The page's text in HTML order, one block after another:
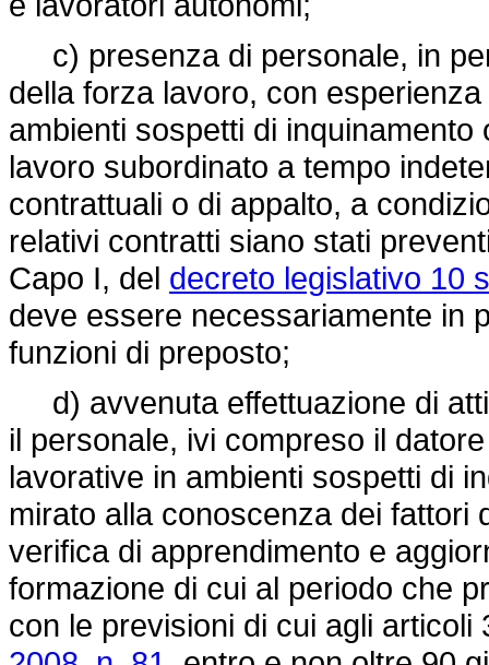
c) presenza di personale, in
della forza lavoro, con
ambienti sospetti di
lavoro subordinato a tempo
contrattuali o di appalto, a
relativi contratti siano stati
Capo I, del decreto legislativo 10
deve essere necessariamente in
funzioni di preposto;
d) avvenuta effettuazione di
il personale, ivi compreso il
lavorative in ambienti sospetti di
mirato alla conoscenza dei fattori
verifica di apprendimento e
formazione di cui al periodo che
con le previsioni di cui agli